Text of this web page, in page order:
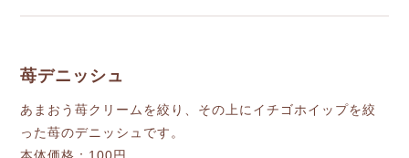
苺デニッシュ
あまおう苺クリームを絞り、その上にイチゴホイップを絞
った苺のデニッシュです。